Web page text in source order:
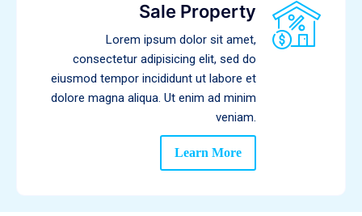
Sale Property
Lorem ipsum dolor sit amet,
consectetur adipisicing elit, sed do
eiusmod tempor incididunt ut labore et
dolore magna aliqua. Ut enim ad minim
veniam.
Learn More